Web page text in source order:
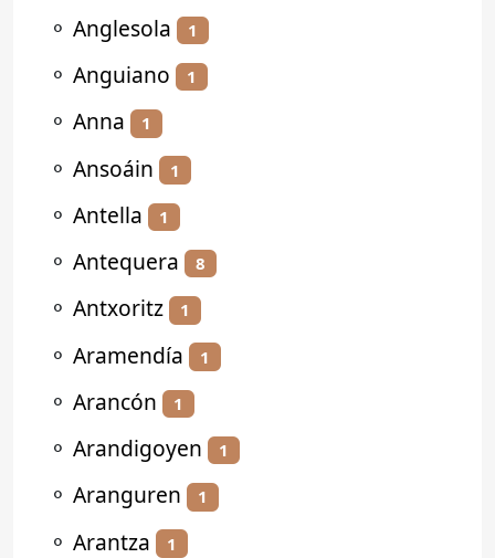
⚬ Anglesola 1
⚬ Anguiano 1
⚬ Anna 1
⚬ Ansoáin 1
⚬ Antella 1
⚬ Antequera 8
⚬ Antxoritz 1
⚬ Aramendía 1
⚬ Arancón 1
⚬ Arandigoyen 1
⚬ Aranguren 1
⚬ Arantza 1